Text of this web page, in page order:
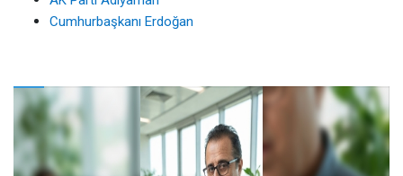
Cumhurbaşkanı Erdoğan